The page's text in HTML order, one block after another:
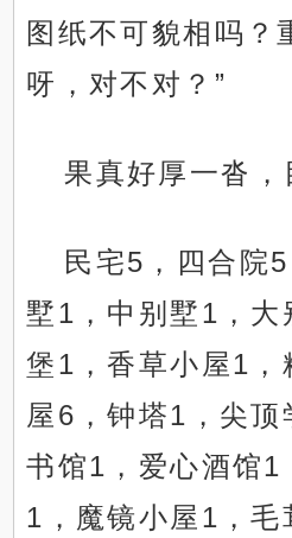
图纸不可貌相吗？
呀，对不对？”
果真好厚一沓，
民宅5，四合院
墅1，中别墅1，大
堡1，香草小屋1，
屋6，钟塔1，尖顶
书馆1，爱心酒馆1
1，魔镜小屋1，毛